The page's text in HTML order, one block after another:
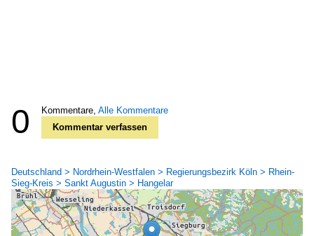
0 Kommentare, Alle Kommentare
Kommentar verfassen
Deutschland > Nordrhein-Westfalen > Regierungsbezirk Köln > Rhein-
Sieg-Kreis > Sankt Augustin > Hangelar